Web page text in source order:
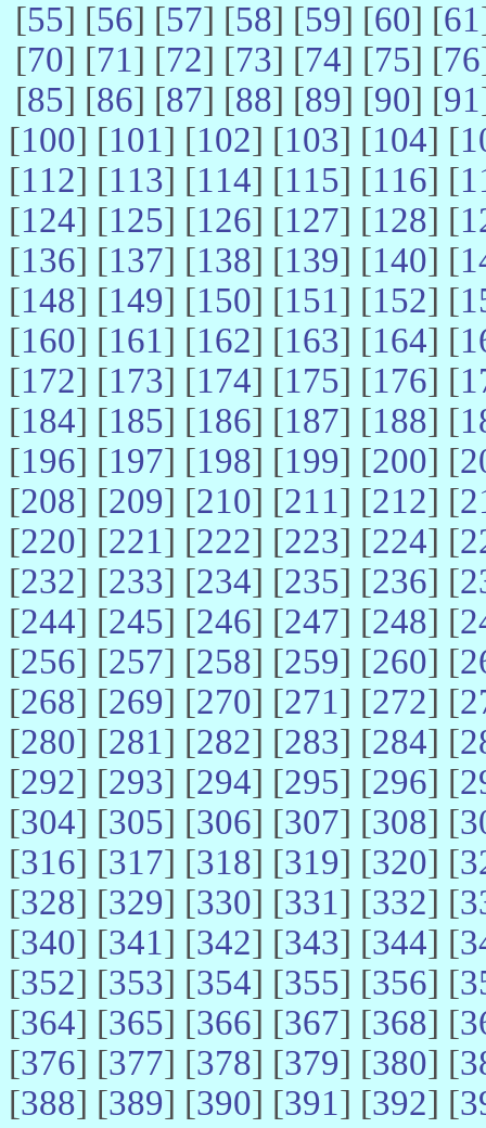
[55] [56] [57] [58] [59] [60] [61
[70] [71] [72] [73] [74] [75] [76
[85] [86] [87] [88] [89] [90] [91
[100] [101] [102] [103] [104] [
[112] [113] [114] [115] [116] [
[124] [125] [126] [127] [128] [
[136] [137] [138] [139] [140] [
[148] [149] [150] [151] [152] [
[160] [161] [162] [163] [164] [
[172] [173] [174] [175] [176] [
[184] [185] [186] [187] [188] [
[196] [197] [198] [199] [200] [
[208] [209] [210] [211] [212] [
[220] [221] [222] [223] [224] [
[232] [233] [234] [235] [236] [
[244] [245] [246] [247] [248] [
[256] [257] [258] [259] [260] [
[268] [269] [270] [271] [272] [
[280] [281] [282] [283] [284] [
[292] [293] [294] [295] [296] [
[304] [305] [306] [307] [308] [
[316] [317] [318] [319] [320] [
[328] [329] [330] [331] [332] [
[340] [341] [342] [343] [344] [
[352] [353] [354] [355] [356] [
[364] [365] [366] [367] [368] [
[376] [377] [378] [379] [380] [
[388] [389] [390] [391] [392] [